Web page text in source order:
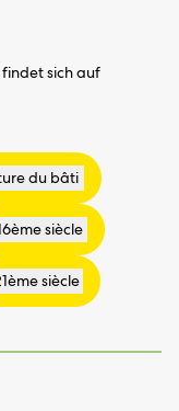
sich auf